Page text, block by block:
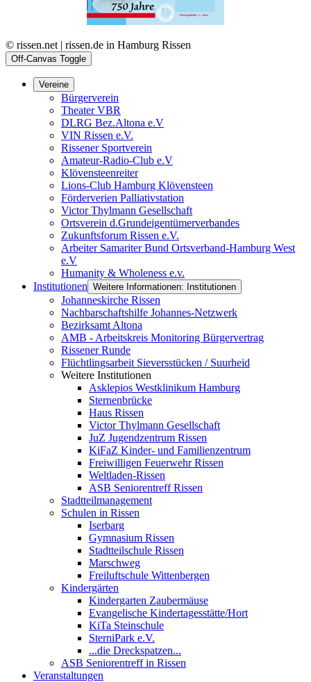
© rissen.net | rissen.de in Hamburg Rissen
Off-Canvas Toggle
Vereine
Bürgerverein
Theater VBR
DLRG Bez.Altona e.V
VIN Rissen e.V.
Rissener Sportverein
Amateur-Radio-Club e.V
Klövensteenreiter
Lions-Club Hamburg Klövensteen
Förderverien Palliativstation
Victor Thylmann Gesellschaft
Ortsverein d.Grundeigentümerverbandes
Zukunftsforum Rissen e.V.
Arbeiter Samariter Bund Ortsverband-Hamburg West
e.V
Humanity & Wholeness e.v.
Institutionen Weitere Informationen: Institutionen
Johanneskirche Rissen
Nachbarschaftshilfe Johannes-Netzwerk
Bezirksamt Altona
AMB - Arbeitskreis Monitoring Bürgervertrag
Rissener Runde
Flüchtlingsarbeit Sieversstücken / Suurheid
Weitere Institutionen
Asklepios Westklinikum Hamburg
Sternenbrücke
Haus Rissen
Victor Thylmann Gesellschaft
JuZ Jugendzentrum Rissen
KiFaZ Kinder- und Familienzentrum
Freiwilligen Feuerwehr Rissen
Weltladen-Rissen
ASB Seniorentreff Rissen
Stadtteilmanagement
Schulen in Rissen
Iserbarg
Gymnasium Rissen
Stadtteilschule Rissen
Marschweg
Freiluftschule Wittenbergen
Kindergärten
Kindergarten Zaubermäuse
Evangelische Kindertagesstätte/Hort
KiTa Steinschule
SterniPark e.V.
...die Dreckspatzen...
ASB Seniorentreff in Rissen
Veranstaltungen